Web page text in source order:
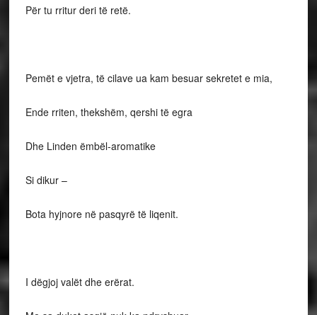
Për tu rritur deri të retë.
Pemët e vjetra, të cilave ua kam besuar sekretet e mia,
Ende rriten, thekshëm, qershi të egra
Dhe Linden ëmbël-aromatike
Si dikur –
Bota hyjnore në pasqyrë të liqenit.
I dëgjoj valët dhe erërat.